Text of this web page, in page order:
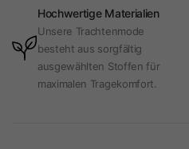
Hochwertige Materialien
Unsere Trachtenmode
besteht aus sorgfältig
ausgewählten Stoffen für
maximalen Tragekomfort.